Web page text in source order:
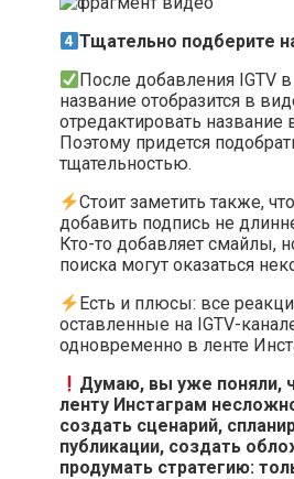
Тщательно подберите
После добавления IGTV
название отобразится в
отредактировать
Поэтому придется
тщательностью.
Стоит заметить также,
добавить подпись не
Кто-то добавляет смайлы,
поиска могут оказаться
Есть и плюсы: все
оставленные на IGTV-
одновременно в ленте
Думаю, вы уже поняли,
ленту Инстаграм
создать сценарий,
публикации, создать
продумать стратегию: